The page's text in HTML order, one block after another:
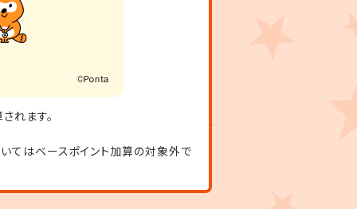
れます。
てはベースポイント加算の対象外で